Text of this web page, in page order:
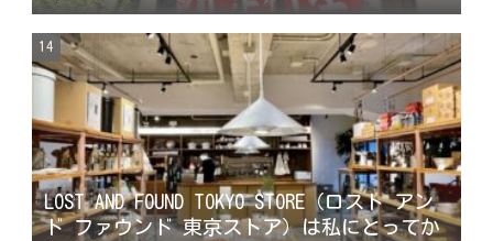
LOST AND FOUND TOKYO STORE （ロスト アン
ド ファウンド 東京ストア ）は私にとってか